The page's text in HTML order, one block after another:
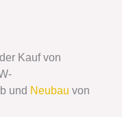
Kauf von
und Neubau von